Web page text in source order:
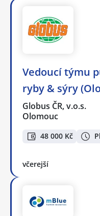
Vedoucí týmu
ryby & sýry
Globus ČR, v.o.s.
Olomouc
48 000 Kč
včerejší